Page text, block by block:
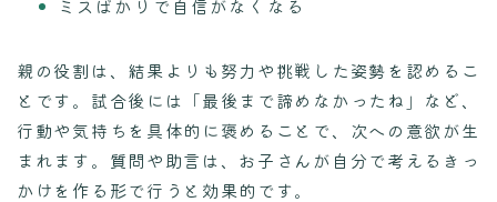
ミスばかりで自信がなくなる
親の役割は、結果よりも努力や挑戦した姿勢を認めるこ
とです。試合後には「最後まで諦めなかったね」など、
行動や気持ちを具体的に褒めることで、次への意欲が生
まれます。質問や助言は、お子さんが自分で考えるきっ
かけを作る形で行うと効果的です。